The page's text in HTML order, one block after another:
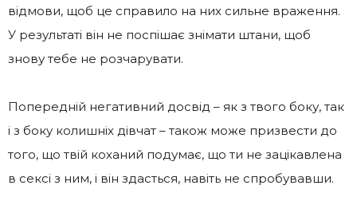
відмови, щоб це справило на них сильне враження.
У результаті він не поспішає знімати штани, щоб
знову тебе не розчарувати.
Попередній негативний досвід – як з твого боку, так
і з боку колишніх дівчат – також може призвести до
того, що твій коханий подумає, що ти не зацікавлена
в сексі з ним, і він здасться, навіть не спробувавши.